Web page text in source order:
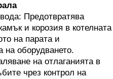
Предотвратява
и корозия в котелната
на парата и
на оборудването.
на отлаганията в
чрез контрол на